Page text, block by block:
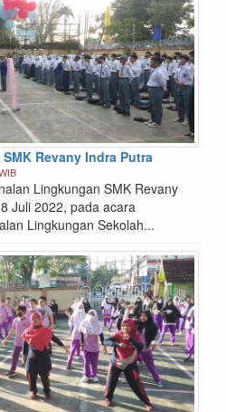
Revany Indra Putra
Lingkungan SMK Revany
Juli 2022, pada acara
Lingkungan Sekolah...